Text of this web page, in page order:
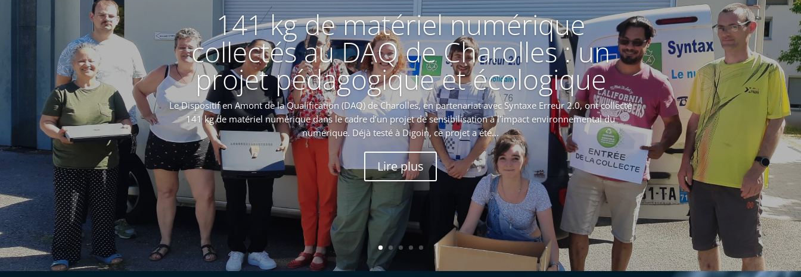
141 kg de matériel numérique
collectés au DAQ de Charolles : un
projet pédagogique et écologique
Le Dispositif en Amont de la Qualification (DAQ) de Charolles, en partenariat avec Syntaxe Erreur 2.0, ont collecté
141 kg de matériel numérique dans le cadre d’un projet de sensibilisation à l’impact environnemental du
numérique. Déjà testé à Digoin, ce projet a été...
Lire plus